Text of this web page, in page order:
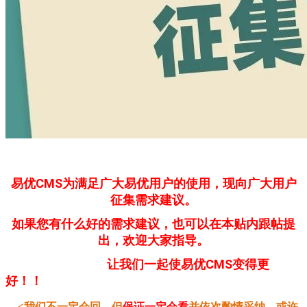
易优CMS为满足广大易优用户的使用，现向广大用户
征集需求建议。
如果您有什么好的需求建议，也可以在本贴内跟帖提
出，欢迎大家指导。
让我们一起使易优CMS变得更
好！！